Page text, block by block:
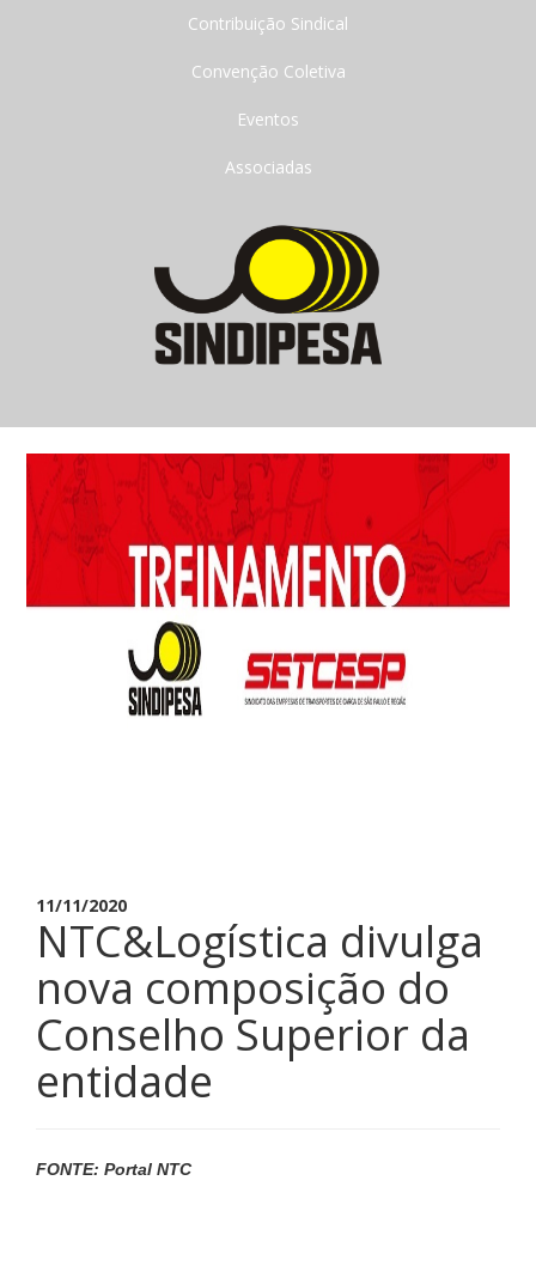
Contribuição Sindical
Convenção Coletiva
Eventos
Associadas
11/11/2020
NTC&Logística divulga
nova composição do
Conselho Superior da
entidade
FONTE: Portal NTC